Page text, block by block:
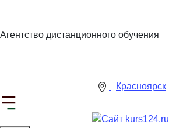
Агентство дистанционного обучения
Красноярск